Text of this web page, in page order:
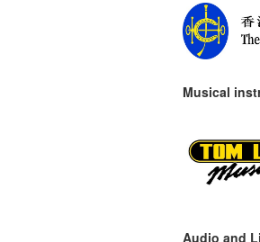
Musical
Audio and